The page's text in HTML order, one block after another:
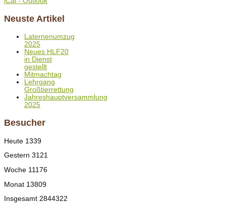
Neuste Artikel
Laternenumzug
2025
Neues HLF20
in Dienst
gestellt
Mitmachtag
Lehrgang
Großtierrettung
Jahreshauptversammlung
2025
Besucher
Heute 1339
Gestern 3121
Woche 11176
Monat 13809
Insgesamt 2844322